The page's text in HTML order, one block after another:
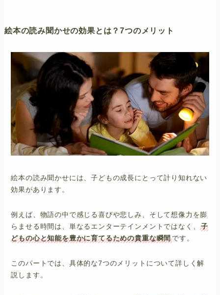
絵本の読み聞かせの効果とは？7つのメリット
絵本の読み聞かせには、子どもの成長にとって計り知れない
効果があります。
例えば、物語の中で感じる喜びや悲しみ、そして想像力を膨
らませる時間は、単なるエンターテインメントではなく、子
どもの心と知能を豊かに育てるための貴重な瞬間です。
このパートでは、具体的な7つのメリットについて詳しく解
説します。